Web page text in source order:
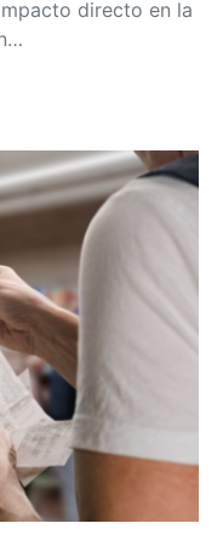
directo en la